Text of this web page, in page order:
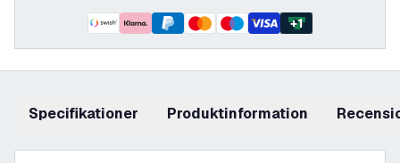
+1
Specifikationer produktinformation